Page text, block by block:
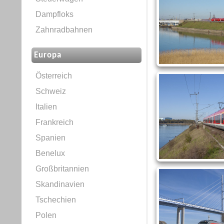
Dampfloks
Zahnradbahnen
Europa
Österreich
Schweiz
Italien
Frankreich
Spanien
Benelux
Großbritannien
Skandinavien
Tschechien
Polen